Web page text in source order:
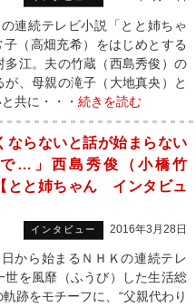
連続テレビ小説「とと姉ちゃ
（高畑充希）をはじめとする
江。夫の竹蔵（西島秀俊）の
、母親の滝子（大地真央）と
共に・・・ 続きを読む
ならないと話が始まらない
…」西島秀俊（小橋竹
と姉ちゃん インタビュ
インタビュー 2016年3月28日
から始まるＮＨＫの連続テレ
世を風靡（ふうび）した生活総
跡をモチーフに、“父親代わり